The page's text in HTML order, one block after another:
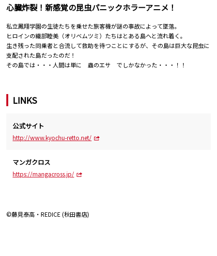
心臓炸裂！新感覚の昆虫パニックホラーアニメ！
私立鳳翔学園の生徒たちを乗せた旅客機が謎の事故によって墜落。
ヒロインの織部睦美（オリベムツミ）たちはとある島へと流れ着く。
生き残った同乗者と合流して救助を待つことにするが、その島は巨大な昆虫に
支配された島だったのだ！
その島では・・・人間は単に 蟲のエサ でしかなかった・・・！！
LINKS
公式サイト
http://www.kyochu-retto.net/
マンガクロス
https://mangacross.jp/
©藤見泰高・REDICE (秋田書店)